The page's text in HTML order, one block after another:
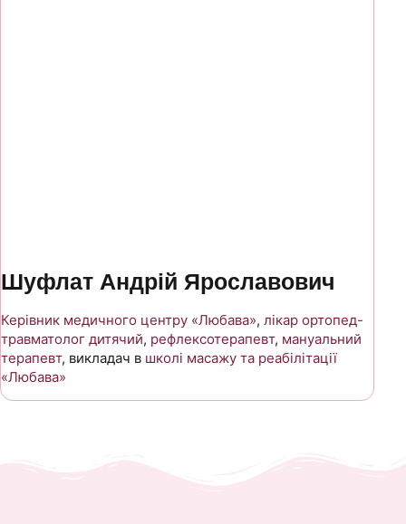
Шуфлат Андрій Ярославович
Керівник медичного центру «Любава», лікар ортопед-
травматолог дитячий, рефлексотерапевт, мануальний
терапевт, викладач в школі масажу та реабілітації
«Любава»